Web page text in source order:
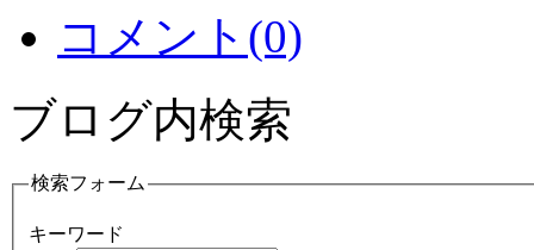
コメント(0)
ブログ内検索
検索フォーム
キーワード